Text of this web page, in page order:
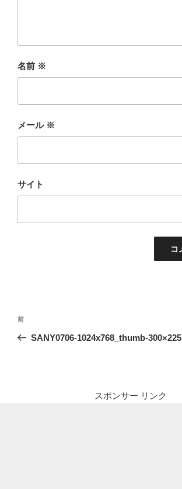
名前 ※
メール ※
サイト
投
ナ
前
の
前
SANY0706-1024x768_thumb-300×225
スポンサー リンク